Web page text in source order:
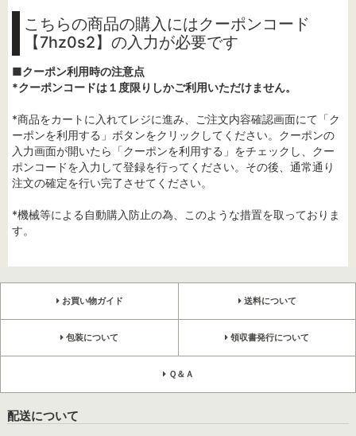
こちらの商品の購入にはクーポンコード
【7hz0s2】の入力が必要です
■クーポン利用時の注意点
*クーポンコードは１度限りしかご利用いただけません。
*商品をカートに入れてレジに進み、ご注文内容確認画面にて「ク
ーポンを利用する」ボタンをクリックしてください。クーポンの
入力画面が開いたら「クーポンを利用する」をチェックし、クー
ポンコードを入力して登録を行ってください。その後、通常通り
注文の確定を行い完了させてください。
*機械等による自動購入防止の為、このような措置を取っておりま
す。
お買い物ガイド 送料について
包装について 領収書発行について
Ｑ＆Ａ
配送について